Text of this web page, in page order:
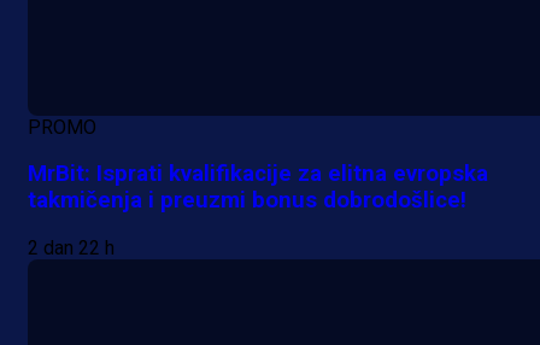
PROMO
MrBit: Isprati kvalifikacije za elitna evropska
takmičenja i preuzmi bonus dobrodošlice!
2 dan 22 h